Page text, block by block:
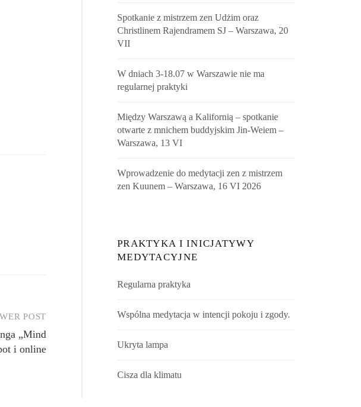
POST
„Mind
i online
Spotkanie z mistrzem zen Udżim oraz
Christlinem Rajendramem SJ – Warszawa, 20
VII
W dniach 3-18.07 w Warszawie nie ma
regularnej praktyki
Między Warszawą a Kalifornią – spotkanie
otwarte z mnichem buddyjskim Jin-Weiem –
Warszawa, 13 VI
Wprowadzenie do medytacji zen z mistrzem
zen Kuunem – Warszawa, 16 VI 2026
PRAKTYKA I INICJATYWY
MEDYTACYJNE
Regularna praktyka
Wspólna medytacja w intencji pokoju i zgody.
Ukryta lampa
Cisza dla klimatu